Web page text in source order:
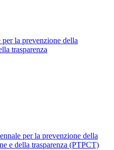
la prevenzione della
trasparenza
per la prevenzione della
e della trasparenza (PTPCT)